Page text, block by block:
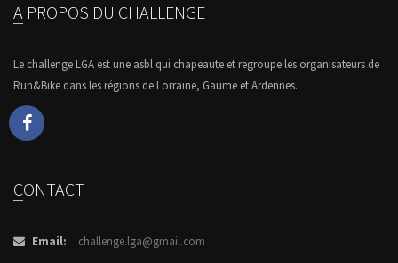
A PROPOS DU CHALLENGE
Le challenge LGA est une asbl qui chapeaute et regroupe les organisateurs de
Run&Bike dans les régions de Lorraine, Gaume et Ardennes.
CONTACT
Email:
challenge.lga@gmail.com